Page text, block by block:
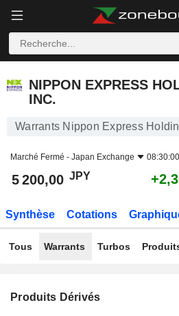
NIPPON EXPRESS
INC.
Warrants Nippon Express
Marché Fermé - Japan Exchange
5 200,00 JPY
Synthèse Cotations
Tous Warrants Turbos
Produits Dérivés